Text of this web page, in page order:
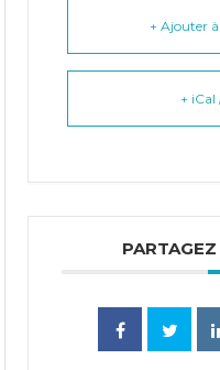
+ Ajouter
+